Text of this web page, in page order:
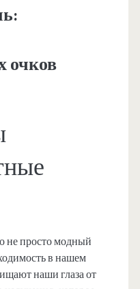
очков
не просто модный
в нашем
наши глаза от